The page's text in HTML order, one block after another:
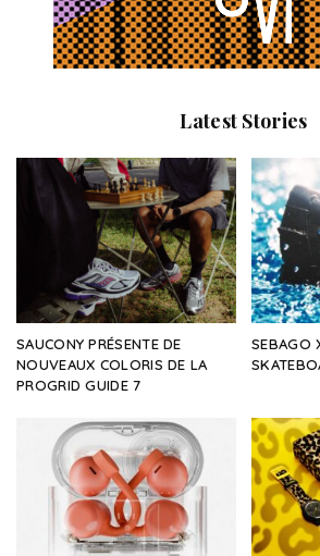
Latest Stories
SAUCONY PRÉSENTE DE
NOUVEAUX COLORIS DE LA
PROGRID GUIDE 7
SEBAGO